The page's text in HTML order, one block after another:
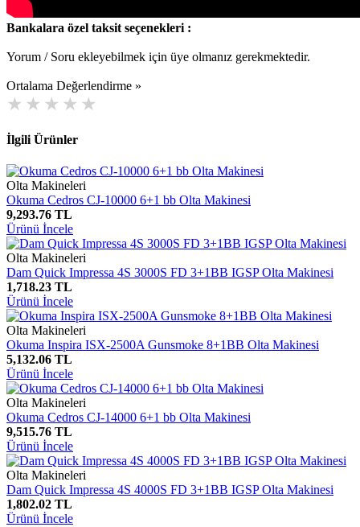
Bankalara özel taksit seçenekleri :
Yorum / Soru ekleyebilmek için üye olmanız gerekmektedir.
Ortalama Değerlendirme »
İlgili Ürünler
Olta Makineleri
Okuma Cedros CJ-10000 6+1 bb Olta Makinesi
9,293.76 TL
Ürünü İncele
Olta Makineleri
Dam Quick Impressa 4S 3000S FD 3+1BB IGSP Olta Makinesi
1,718.23 TL
Ürünü İncele
Olta Makineleri
Okuma Inspira ISX-2500A Gunsmoke 8+1BB Olta Makinesi
5,132.06 TL
Ürünü İncele
Olta Makineleri
Okuma Cedros CJ-14000 6+1 bb Olta Makinesi
9,515.76 TL
Ürünü İncele
Olta Makineleri
Dam Quick Impressa 4S 4000S FD 3+1BB IGSP Olta Makinesi
1,802.02 TL
Ürünü İncele